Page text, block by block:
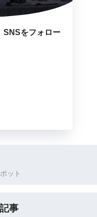
SNSをフォロー
ット
事